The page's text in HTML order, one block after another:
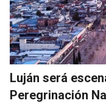
Luján será
Peregrinación